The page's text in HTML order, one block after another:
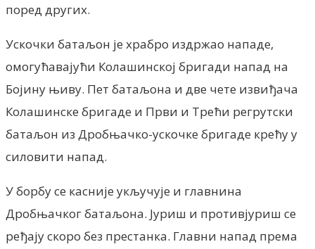
поред других.
Ускочки батаљон је храбро издржао нападе,
омогућавајући Колашинској бригади напад на
Бојину њиву. Пет батаљона и две чете извиђача
Колашинске бригаде и Први и Трећи регрутски
батаљон из Дробњачко-ускочке бригаде крећу у
силовити напад.
У борбу се касније укључује и главнина
Дробњачког батаљона. Јуриш и противјуриш се
ређају скоро без престанка. Главни напад према